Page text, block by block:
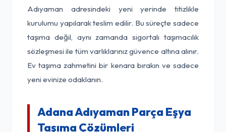
Adıyaman adresindeki yeni yerinde titizlikle
kurulumu yapılarak teslim edilir. Bu süreçte sadece
taşıma değil, aynı zamanda sigortalı taşımacılık
sözleşmesi ile tüm varlıklarınız güvence altına alınır.
Ev taşıma zahmetini bir kenara bırakın ve sadece
yeni evinize odaklanın.
Adana Adıyaman Parça Eşya
Taşıma Çözümleri